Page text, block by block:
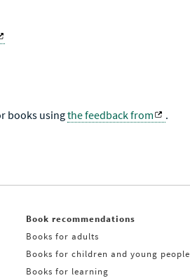
books usingthe feedback from .
Book recommendations
Books for adults
Books for children and young people
Books for learning